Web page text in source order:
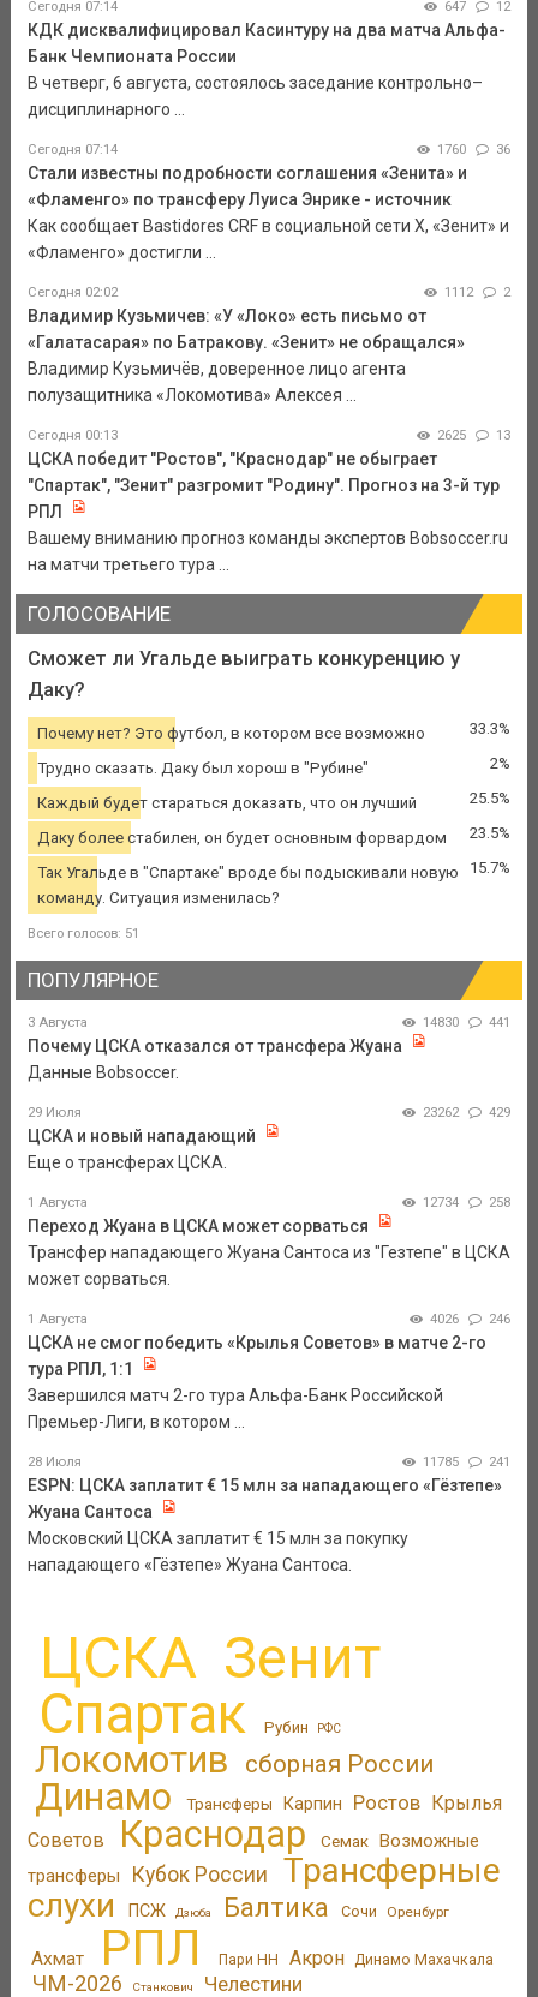
Сегодня 07:14 647 12
КДК дисквалифицировал Касинтуру на два матча Альфа-
Банк Чемпионата России
В четверг, 6 августа, состоялось заседание контрольно–
дисциплинарного ...
Сегодня 07:14 1760 36
Стали известны подробности соглашения «Зенита» и
«Фламенго» по трансферу Луиса Энрике - источник
Как сообщает Bastidores CRF в социальной сети Х, «Зенит» и
«Фламенго» достигли ...
Сегодня 02:02 1112 2
Владимир Кузьмичев: «У «Локо» есть письмо от
«Галатасарая» по Батракову. «Зенит» не обращался»
Владимир Кузьмичёв, доверенное лицо агента
полузащитника «Локомотива» Алексея ...
Сегодня 00:13 2625 13
ЦСКА победит "Ростов", "Краснодар" не обыграет
"Спартак", "Зенит" разгромит "Родину". Прогноз на 3-й тур
РПЛ
Вашему вниманию прогноз команды экспертов Bobsoccer.ru
на матчи третьего тура ...
ГОЛОСОВАНИЕ
Сможет ли Угальде выиграть конкуренцию у
Даку?
Почему нет? Это футбол, в котором все возможно 33.3%
Трудно сказать. Даку был хорош в "Рубине" 2%
Каждый будет стараться доказать, что он лучший 25.5%
Даку более стабилен, он будет основным форвардом 23.5%
Так Угальде в "Спартаке" вроде бы подыскивали новую
команду. Ситуация изменилась?
15.7%
Всего голосов: 51
ПОПУЛЯРНОЕ
3 Августа 14830 441
Почему ЦСКА отказался от трансфера Жуана
Данные Bobsoccer.
29 Июля 23262 429
ЦСКА и новый нападающий
Еще о трансферах ЦСКА.
1 Августа 12734 258
Переход Жуана в ЦСКА может сорваться
Трансфер нападающего Жуана Сантоса из "Гезтепе" в ЦСКА
может сорваться.
1 Августа 4026 246
ЦСКА не смог победить «Крылья Советов» в матче 2-го
тура РПЛ, 1:1
Завершился матч 2-го тура Альфа-Банк Российской
Премьер-Лиги, в котором ...
28 Июля 11785 241
ESPN: ЦСКА заплатит € 15 млн за нападающего «Гёзтепе»
Жуана Сантоса
Московский ЦСКА заплатит € 15 млн за покупку
нападающего «Гёзтепе» Жуана Сантоса.
ЦСКА Зенит
Спартак Рубин РФС
Локомотив сборная России
Динамо Трансферы Карпин Ростов Крылья
Советов
Краснодар Семак Возможные
трансферы
Кубок России
Трансферные
слухи
ПСЖ Дзюба Балтика Сочи Оренбург
Ахмат РПЛ Пари НН Акрон Динамо Махачкала
ЧМ-2026 Станкович Челестини